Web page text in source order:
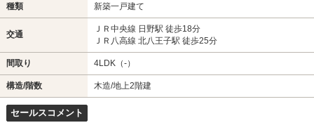
種類 新築一戸建て
交通
ＪＲ中央線 日野駅 徒歩18分
ＪＲ八高線 北八王子駅 徒歩25分
間取り 4LDK（-）
構造/階数 木造/地上2階建
セールスコメント